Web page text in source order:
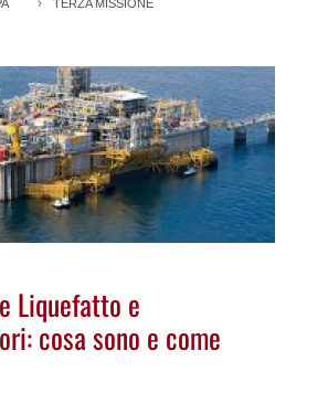
TERZA MISSIONE
Liquefatto e
cosa sono e come